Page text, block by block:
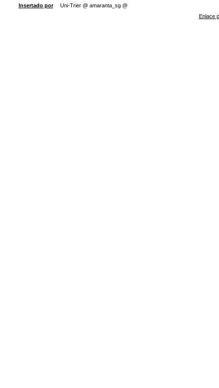
Insertado por
Uni-Trier @ amaranta_sg @
Enlace